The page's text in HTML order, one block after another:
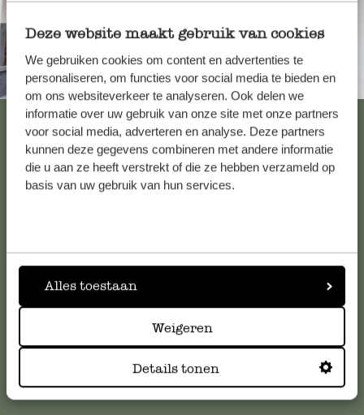
Deze website maakt gebruik van cookies
We gebruiken cookies om content en advertenties te
personaliseren, om functies voor social media te bieden en
om ons websiteverkeer te analyseren. Ook delen we
informatie over uw gebruik van onze site met onze partners
voor social media, adverteren en analyse. Deze partners
kunnen deze gegevens combineren met andere informatie
die u aan ze heeft verstrekt of die ze hebben verzameld op
basis van uw gebruik van hun services.
Alles toestaan
Weigeren
Details tonen
Immer in der Nähe
Alle 62 Geschäfte anzeigen
Kundenservice/Hilfe
Sie sich bitte an unseren Kundenservice. Oder lesen Sie hier
die Antworten aufhäufig gestellte Fragen.
Online-Kundenservice